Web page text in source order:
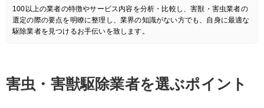
100以上の業者の特徴やサービス内容を分析・比較し、害獣・害虫業者の
選定の際の要点を明瞭に整理し、業界の知識がない方でも、自身に最適な
駆除業者を見つけるお手伝いを致します。
害虫・害獣駆除業者を選ぶポイント